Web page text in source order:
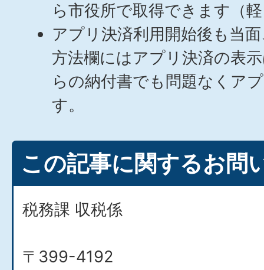
ら市役所で取得できます（
アプリ決済利用開始後も当
方法欄にはアプリ決済の表
らの納付書でも問題なくア
す。
この記事に関するお問
税務課 収税係
〒399-4192